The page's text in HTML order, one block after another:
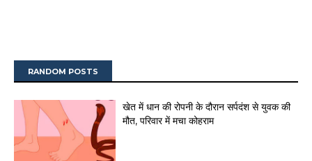
RANDOM POSTS
खेत में धान की रोपनी के दौरान सर्पदंश से युवक की
मौत, परिवार में मचा कोहराम